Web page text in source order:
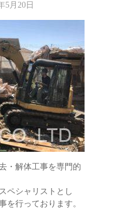
5月20日
・解体工事を専門的
ペシャリストとし
を行っております。